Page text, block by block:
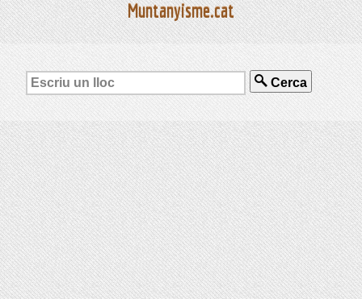
Muntanyisme.cat
Cerca